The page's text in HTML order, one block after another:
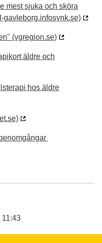
mest sjuka och sköra
gavleborg.infosynk.se)
(vgregion.se)
äldre och
hos äldre
11:43